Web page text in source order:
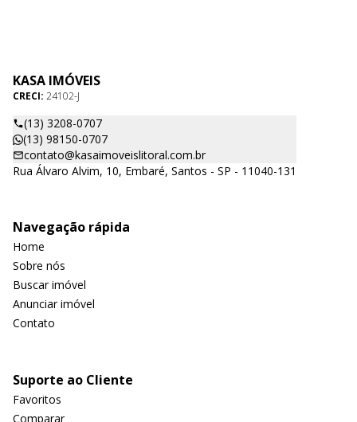
KASA IMÓVEIS
CRECI: 24102-J
(13) 3208-0707
(13) 98150-0707
contato@kasaimoveislitoral.com.br
Rua Álvaro Alvim, 10, Embaré, Santos - SP - 11040-131
Navegação rápida
Home
Sobre nós
Buscar imóvel
Anunciar imóvel
Contato
Suporte ao Cliente
Favoritos
Comparar